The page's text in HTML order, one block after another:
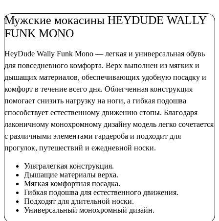
Мужские мокасины HEYDUDE WALLY
FUNK MONO
HeyDude Wally Funk Mono — легкая и универсальная обувь
для повседневного комфорта. Верх выполнен из мягких и
дышащих материалов, обеспечивающих удобную посадку и
комфорт в течение всего дня. Облегченная конструкция
помогает снизить нагрузку на ноги, а гибкая подошва
способствует естественному движению стопы. Благодаря
лаконичному монохромному дизайну модель легко сочетается
с различными элементами гардероба и подходит для
прогулок, путешествий и ежедневной носки.
Ультралегкая конструкция.
Дышащие материалы верха.
Мягкая комфортная посадка.
Гибкая подошва для естественного движения.
Подходят для длительной носки.
Универсальный монохромный дизайн.